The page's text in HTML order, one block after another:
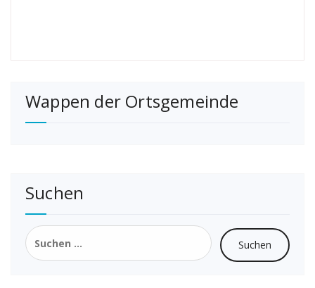
Wappen der Ortsgemeinde
Suchen
Suchen
nach: